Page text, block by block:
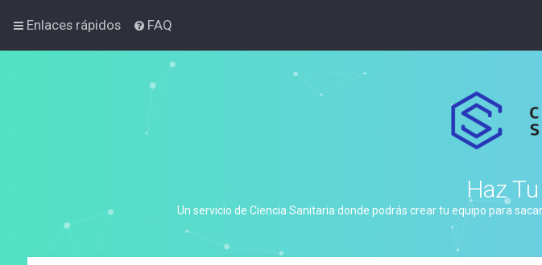
Enlaces rápidos FAQ
Haz
Un servicio de Ciencia Sanitaria donde podrás crear tu equipo para